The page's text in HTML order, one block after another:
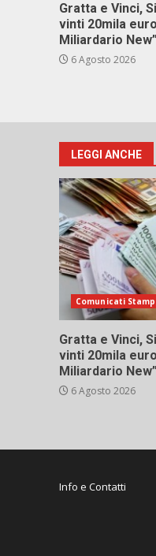
Gratta e Vinci,
vinti 20mila
Miliardario
6 Agosto 2026
LEGGI ANCHE
Comunicati
Gratta e Vinci,
vinti 20mila
Miliardario
6 Agosto 2026
Info e Contatti